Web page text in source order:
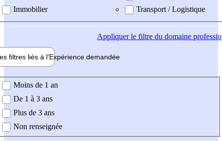
Immobilier
Transport / Logistique
Appliquerle filtre du domaine
filtres liés à l'Expérience demandée
demandée
Moins de 1 an
De 1 à 3 ans
Plus de 3 ans
Non renseignée